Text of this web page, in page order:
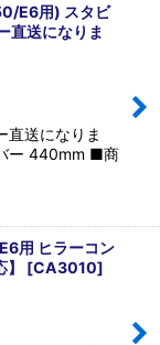
E6用) スタビ
直送になりま
直送になりま
ー 440mm ■商
用 ヒラーコン
[CA3010]